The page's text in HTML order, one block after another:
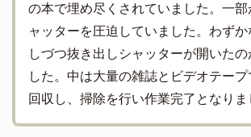
の本で埋め尽くされていました。一
ャッターを圧迫していました。わず
しづつ抜き出しシャッターが開いた
した。中は大量の雑誌とビデオテー
回収し、掃除を行い作業完了となりま